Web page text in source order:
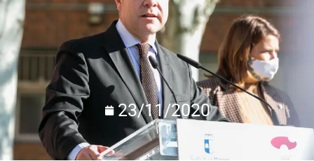
23/11/2020